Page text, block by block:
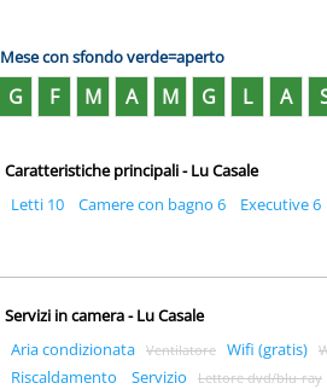
Mese con sfondo verde=aperto
G F M A M G L A
Caratteristiche principali - Lu Casale
Letti 10
Camere con bagno 6 Executive 6
Servizi in camera - Lu Casale
Aria condizionata Ventilatore Wifi (gratis)
Riscaldamento Servizio Lettore dvd/blu-ray